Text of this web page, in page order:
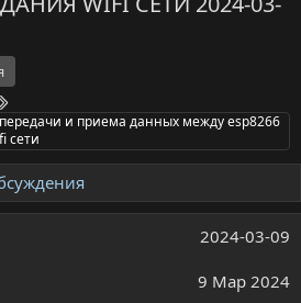
Т
е
г
и
и приема данных между esp8266
сети
2024-03-09
9 Мар 2024